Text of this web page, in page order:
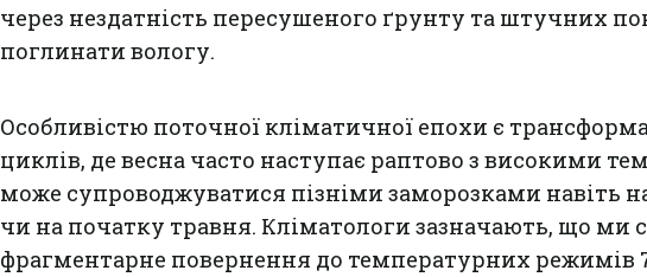
через нездатність пересушеного ґрунту та штучних
поглинати вологу.
Особливістю поточної кліматичної епохи є
циклів, де весна часто наступає раптово з високими
може супроводжуватися пізніми заморозками навіть
чи на початку травня. Кліматологи зазначають, що ми
фрагментарне повернення до температурних режимів